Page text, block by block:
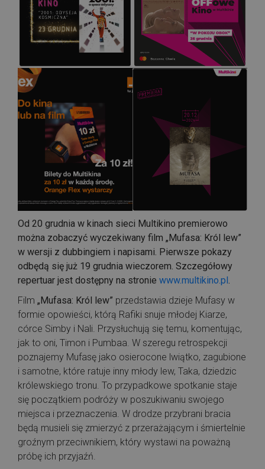
Od 20 grudnia w kinach sieci Multikino premierowo
można zobaczyć wyczekiwany film „Mufasa: Król lew”
w wersji z dubbingiem i napisami. Pierwsze pokazy
odbędą się już 19 grudnia wieczorem. Szczegółowy
repertuar jest dostępny na stronie www.multikino.pl.
Film „Mufasa: Król lew” przedstawia dzieje Mufasy w
formie opowieści, którą Rafiki snuje młodej Kiarze,
córce Simby i Nali. Przysłuchują się temu, komentując,
jak to oni, Timon i Pumbaa. W szeregu retrospekcji
poznajemy Mufasę jako osierocone lwiątko, zagubione
i samotne, które ratuje inny młody lew, Taka, dziedzic
królewskiego tronu. To przypadkowe spotkanie staje
się początkiem podróży w poszukiwaniu swojego
miejsca i przeznaczenia. W drodze przybrani bracia
będą musieli się zmierzyć z przerażającym i śmiertelnie
groźnym przeciwnikiem, który wystawi na poważną
próbę ich przyjaźń.